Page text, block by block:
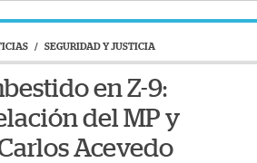
/ SEGURIDAD Y JUSTICIA
en Z-9:
del MP y
Acevedo